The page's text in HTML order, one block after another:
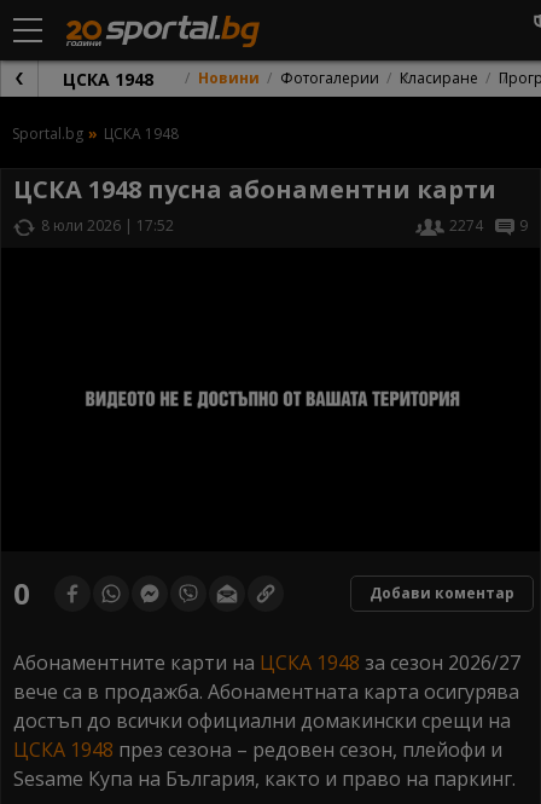
ЦСКА 1948 Новини Фотогалерии Класиране
Sportal.bg ЦСКА 1948
ЦСКА 1948 пусна абонаментни карти
8 юли 2026 | 17:52 2274 9
of0 Добави коментар
Абонаментните карти на ЦСКА 1948 за сезон 2026/27
вече са в продажба. Абонаментната карта осигурява
достъп до всички официални домакински срещи на
ЦСКА 1948 през сезона – редовен сезон, плейофи и
Sesame Купа на България, както и право на паркинг.